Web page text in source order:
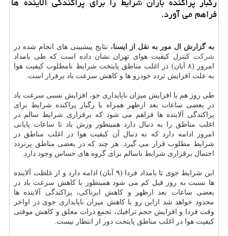
فراهم می آورد.
به گزارش ال مور به نقل از ایسنا، نتایج پیشبینی های انجام شده در
شركت كنترل كیفیت هوای تهران نشان داده است كه طی بامداد
امروز (۸ آبان) در اغلب مناطق پایتخت شرایط نامطلوب كیفیت هوا
به علت افزایش تردد خودرو ها و كاهش سرعت باد برقرار است.
طی روز هم با افزایش میزان ناپایداری جو، افزایش نسبی سرعت باد
در بعضی ساعات بعد ازظهر همراه با رگبار پراكنده شرایط برای
پراكندگی آلاینده ها فراهم می شود كه برقراری شرایط سالم در
اغلب مناطق را به دنبال دارد همینطور وزش باد تا ساعات پایانی
امروز ادامه دارد كه به دنبال آن كیفیت هوا در اغلب مناطق در
شرایط مطلوب قرار می گیرد. هر چند كه در بعضی مناطق پرتردد
احتمال برقراری شرایط ناسالم برای گروه های حساس وجود دارد.
این شرایط جوی تا بامداد فردا (۹ آبان) ادامه دارد و از غلظت آلاینده
ها نسبت به روز قبل كم می شود همینطور با كاهش سرعت باد در
بعضی ساعات بعد ازظهر و كاهش ابرناكی، پراكندگی آلاینده ها
محدود خواهد شد ازاین رو با كاهش میزان ناپایداری جوی در اواخر
وقت فردا و افزایش حجم ترافیك، تجمع ذرات معلق و كاهش موقتی
كیفیت هوا در اغلب مناطق پایتخت دور از انتظار نیست.